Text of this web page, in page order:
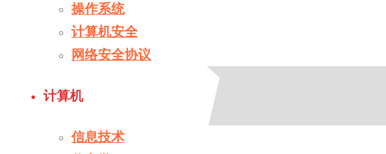
操作系统
计算机安全
网络安全协议
计算机
信息技术